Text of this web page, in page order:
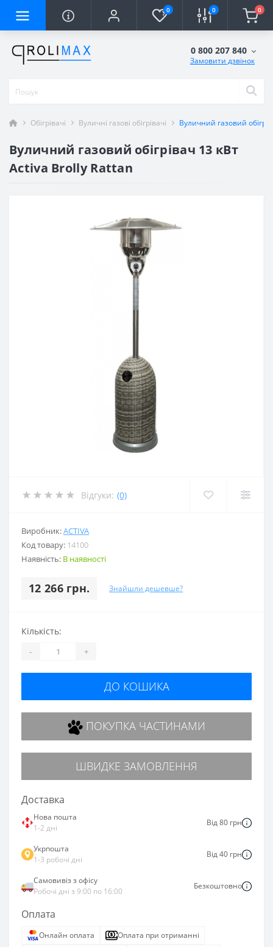
0 0 0
0 800 207 840
Замовити дзвінок
Обігрівачі Вуличні газові обігрівачі Вуличний газовий
Вуличний газовий обігрівач 13 кВт
Activa Brolly Rattan
Відгуки: (0)
Виробник:ACTIVA
Код товару: 14100
Наявність: В наявності
12 266 грн. Знайшли дешевше?
Кількість:
- +
ДО КОШИКА
ПОКУПКА ЧАСТИНАМИ
ШВИДКЕ ЗАМОВЛЕННЯ
Доставка
Нова пошта
1-2 дні
Від 80 грн
Укрпошта
1-3 робочі дні
Від 40 грн
Самовивіз з офісу
Робочі дні з 9:00 по 16:00
Безкоштовно
Оплата
Онлайн оплата
Оплата при отриманні